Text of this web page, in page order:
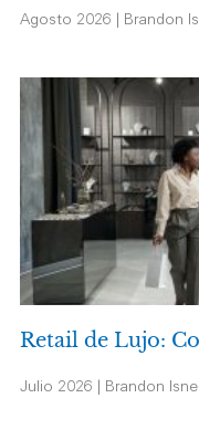
Agosto 2026 | Brandon
Retail de Lujo:
Julio 2026 | Brandon